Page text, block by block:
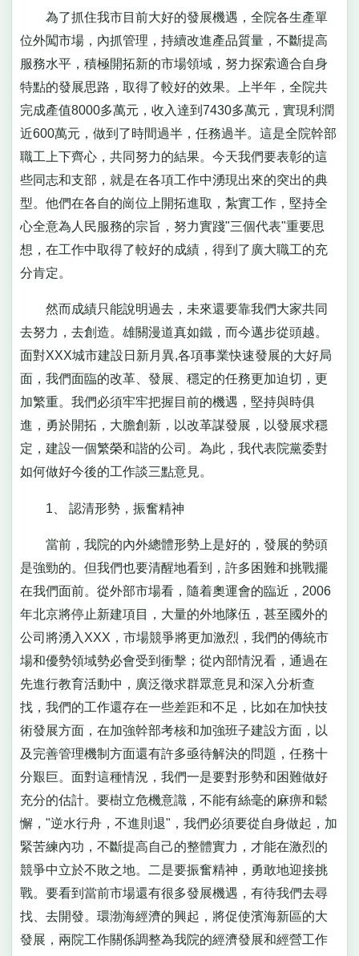
為了抓住我市目前大好的發展機遇，全院各生產單
位外闖市場，內抓管理，持續改進產品質量，不斷提高
服務水平，積極開拓新的市場領域，努力探索適合自身
特點的發展思路，取得了較好的效果。上半年，全院共
完成產值8000多萬元，收入達到7430多萬元，實現利潤
近600萬元，做到了時間過半，任務過半。這是全院幹部
職工上下齊心，共同努力的結果。今天我們要表彰的這
些同志和支部，就是在各項工作中湧現出來的突出的典
型。他們在各自的崗位上開拓進取，紮實工作，堅持全
心全意為人民服務的宗旨，努力實踐"三個代表"重要思
想，在工作中取得了較好的成績，得到了廣大職工的充
分肯定。
然而成績只能說明過去，未來還要靠我們大家共同
去努力，去創造。雄關漫道真如鐵，而今邁步從頭越。
面對XXX城市建設日新月異,各項事業快速發展的大好局
面，我們面臨的改革、發展、穩定的任務更加迫切，更
加繁重。我們必須牢牢把握目前的機遇，堅持與時俱
進，勇於開拓，大膽創新，以改革謀發展，以發展求穩
定，建設一個繁榮和諧的公司。為此，我代表院黨委對
如何做好今後的工作談三點意見。
1、 認清形勢，振奮精神
當前，我院的內外總體形勢上是好的，發展的勢頭
是強勁的。但我們也要清醒地看到，許多困難和挑戰擺
在我們面前。從外部市場看，隨着奧運會的臨近，2006
年北京將停止新建項目，大量的外地隊伍，甚至國外的
公司將湧入XXX，市場競爭將更加激烈，我們的傳統市
場和優勢領域勢必會受到衝擊；從內部情況看，通過在
先進行教育活動中，廣泛徵求群眾意見和深入分析查
找，我們的工作還存在一些差距和不足，比如在加快技
術發展方面，在加強幹部考核和加強班子建設方面，以
及完善管理機制方面還有許多亟待解決的問題，任務十
分艱巨。面對這種情況，我們一是要對形勢和困難做好
充分的估計。要樹立危機意識，不能有絲毫的麻痹和鬆
懈，"逆水行舟，不進則退"，我們必須要從自身做起，加
緊苦練內功，不斷提高自己的整體實力，才能在激烈的
競爭中立於不敗之地。二是要振奮精神，勇敢地迎接挑
戰。要看到當前市場還有很多發展機遇，有待我們去尋
找、去開發。環渤海經濟的興起，將促使濱海新區的大
發展，兩院工作關係調整為我院的經濟發展和經營工作